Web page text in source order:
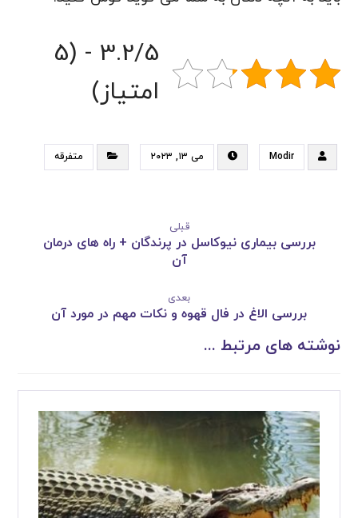
3.2/5 - (5
امتیاز)
Modir می ۱۳, ۲۰۲۳ متفرقه
قبلی
بررسی بیماری نیوکاسل در پرندگان + راه های درمان
آن
بعدی
بررسی الاغ در فال قهوه و نکات مهم در مورد آن
نوشته های مرتبط ...